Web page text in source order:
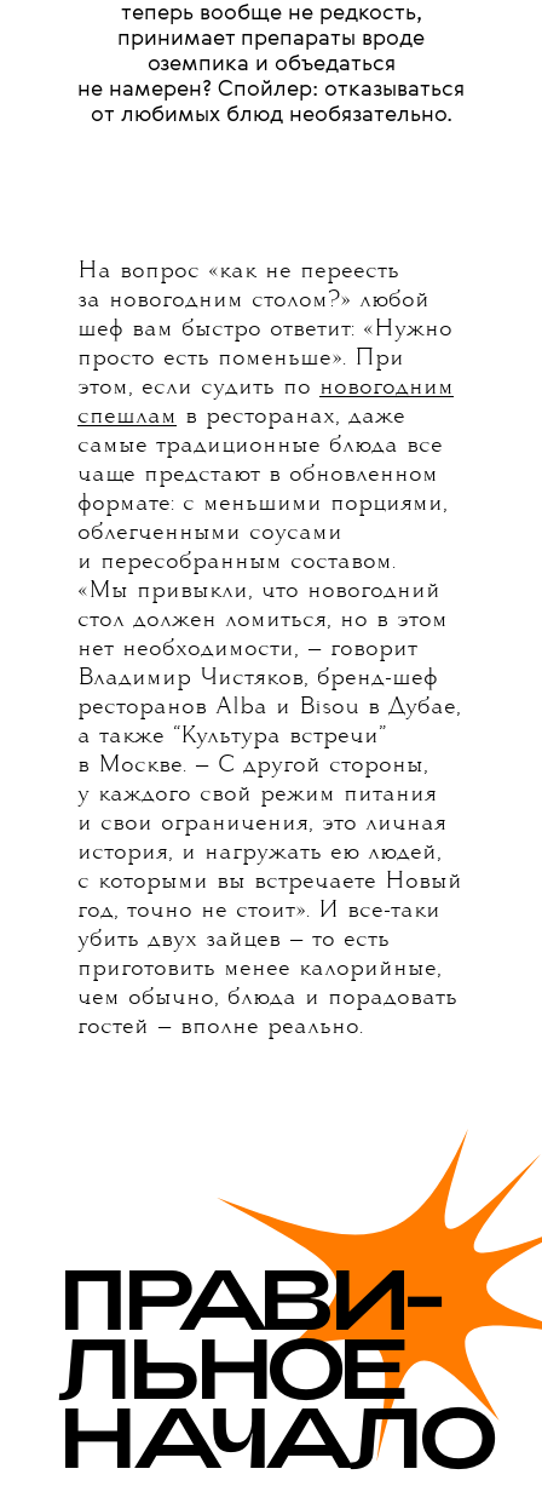
теперь вообще не редкость,
принимает препараты вроде
оземпика и объедаться
не намерен? Спойлер: отказываться
от любимых блюд необязательно.
На вопрос «как не переесть
за новогодним столом?» любой
шеф вам быстро ответит: «Нужно
просто есть поменьше». При
этом, если судить по новогодним
спешлам в ресторанах, даже
самые традиционные блюда все
чаще предстают в обновленном
формате: с меньшими порциями,
облегченными соусами
и пересобранным составом.
«Мы привыкли, что новогодний
стол должен ломиться, но в этом
нет необходимости, — говорит
Владимир Чистяков, бренд-шеф
ресторанов Alba и Bisou в Дубае,
а также “Культура встречи”
в Москве. — С другой стороны,
у каждого свой режим питания
и свои ограничения, это личная
история, и нагружать ею людей,
с которыми вы встречаете Новый
год, точно не стоит». И все-таки
убить двух зайцев — то есть
приготовить менее калорийные,
чем обычно, блюда и порадовать
гостей — вполне реально.
ПРАВИ-
ЛЬНОЕ
НАЧАЛО